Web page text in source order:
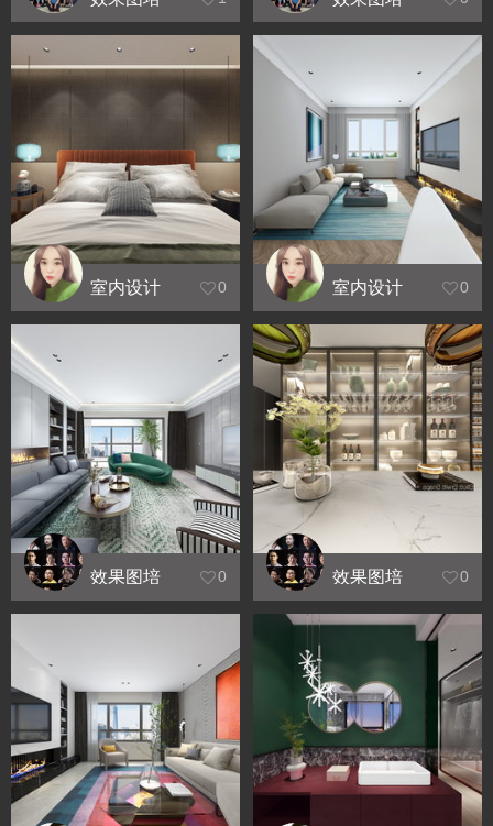
训_同创奥
韵
训_威尼斯
印象
室内设计
培训机构_
龙湖水晶
0
室内设计
培训机构_
青麓雅园
0
效果图培
训_奥林匹
克花园
0
效果图培
训_华宇金
沙港湾
0